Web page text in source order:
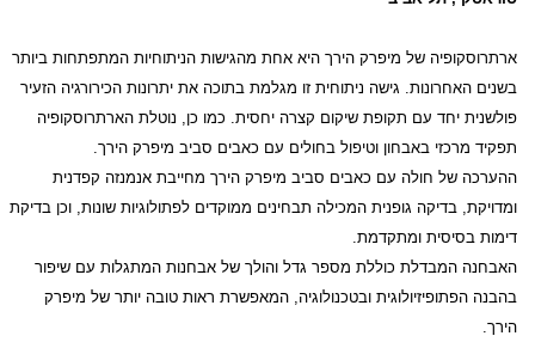
ארתרוסקופיה של מיפרק הירך היא אחת מהגישות הניתוחיות המתפתחות ביותר
בשנים האחרונות. גישה ניתוחית זו מגלמת בתוכה את יתרונות הכירורגיה הזעיר
פולשנית יחד עם תקופת שיקום קצרה יחסית. כמו כן, נוטלת הארתרוסקופיה
תפקיד מרכזי באבחון וטיפול בחולים עם כאבים סביב מיפרק הירך.
ההערכה של חולה עם כאבים סביב מיפרק הירך מחייבת אנמנזה קפדנית
ומדויקת, בדיקה גופנית המכילה תבחינים ממוקדים לפתולוגיות שונות, וכן בדיקת
דימות בסיסית ומתקדמת.
האבחנה המבדלת כוללת מספר גדל והולך של אבחנות המתגלות עם שיפור
בהבנה הפתופיזיולוגית ובטכנולוגיה, המאפשרת ראות טובה יותר של מיפרק
הירך.